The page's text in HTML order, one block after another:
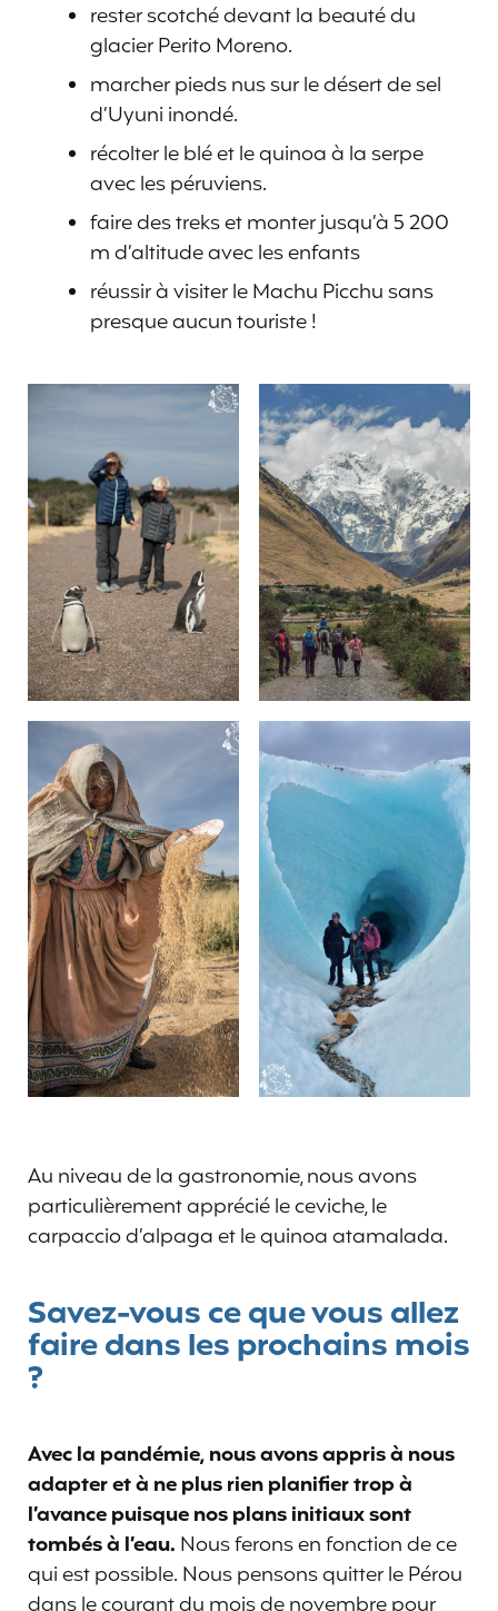
rester scotché devant la beauté du
glacier Perito Moreno.
marcher pieds nus sur le désert de sel
d’Uyuni inondé.
récolter le blé et le quinoa à la serpe
avec les péruviens.
faire des treks et monter jusqu’à 5 200
m d’altitude avec les enfants
réussir à visiter le Machu Picchu sans
presque aucun touriste !
Au niveau de la gastronomie, nous avons
particulièrement apprécié le ceviche, le
carpaccio d’alpaga et le quinoa atamalada.
Savez-vous ce que vous allez
faire dans les prochains mois
?
Avec la pandémie, nous avons appris à nous
adapter et à ne plus rien planifier trop à
l’avance puisque nos plans initiaux sont
tombés à l’eau. Nous ferons en fonction de ce
qui est possible. Nous pensons quitter le Pérou